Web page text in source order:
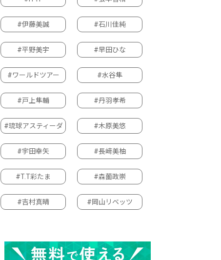
#伊藤美誠 #石川佳純
#平野美宇 #早田ひな
#ワールドツアー #水谷隼
#戸上隼輔 #丹羽孝希
#琉球アスティーダ #木原美悠
#宇田幸矢 #長﨑美柚
#T.T彩たま #森薗政崇
#吉村真晴 #岡山リベッツ